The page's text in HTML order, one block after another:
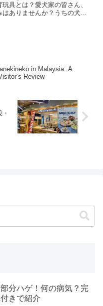
具とは？愛犬家の皆さん、
はありませんか？うちの犬、
in Malaysia: A
Review
分ハゲ！何の病気？完
きで紹介